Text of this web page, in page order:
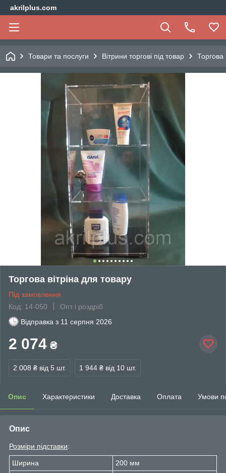
akrilplus.com
Товари та послуги Вітрини торгові під товар Торгова
Торгова вітріна для товару
Під замовлення
Код: 14-050
Опт і роздріб
Відправка з 11 серпня 2026
2 074 ₴
2 008 ₴ від 5 шт. 1 944 ₴ від 10 шт.
Опис Характеристики Доставка Оплата Умови
Опис
Розміри підставки:
Ширина
200 мм